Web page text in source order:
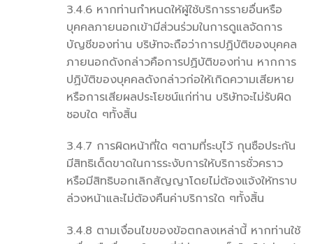
3.4.6 หากท่านกำหนดให้ผู้ใช้บริการรายอื่นหรือ
บุคคลภายนอกเข้ามีส่วนร่วมในการดูแลจัดการ
บัญชีของท่าน บริษัทจะถือว่าการปฏิบัติของบุคคล
ภายนอกดังกล่าวคือการปฏิบัติของท่าน หากการ
ปฏิบัติของบุคคลดังกล่าวก่อให้เกิดความเสียหาย
หรือการเสียผลประโยชน์แก่ท่าน บริษัทจะไม่รับผิด
ชอบใด ๆทั้งสิ้น
3.4.7 การผิดหน้าที่ใด ๆตามที่ระบุไว้ กุนซือประกัน
มีสิทธิเด็ดขาดในการระงับการให้บริการชั่วคราว
หรือมีสิทธิบอกเลิกสัญญาโดยไม่ต้องแจ้งให้ทราบ
ล่วงหน้าและไม่ต้องคืนค่าบริการใด ๆทั้งสิ้น
3.4.8 ตามเงื่อนไขของข้อตกลงเหล่านี้ หากท่านใช้